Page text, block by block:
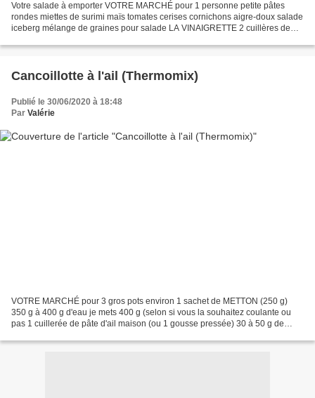
Votre salade à emporter VOTRE MARCHÉ pour 1 personne petite pâtes
rondes miettes de surimi maïs tomates cerises cornichons aigre-doux salade
iceberg mélange de graines pour salade LA VINAIGRETTE 2 cuillères de
Cancoillotte à l'ail (Thermomix)
Publié le 30/06/2020 à 18:48
Par Valérie
VOTRE MARCHÉ pour 3 gros pots environ 1 sachet de METTON (250 g)
350 g à 400 g d'eau je mets 400 g (selon si vous la souhaitez coulante ou
pas 1 cuillerée de pâte d'ail maison (ou 1 gousse pressée) 30 à 50 g de